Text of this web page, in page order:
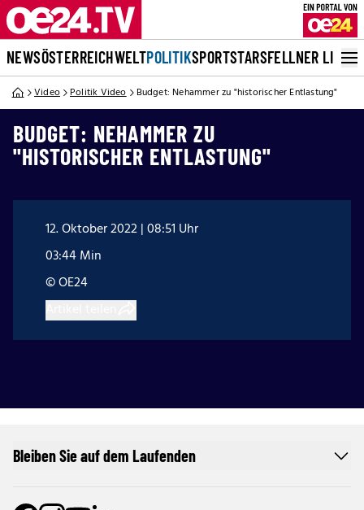
NEWSÖSTERREICHWELTPOLITIKSPORTSTARSFELLNER LIVE
Video Politik Video Budget: Nehammer zu "historischer Entlastung"
BUDGET: NEHAMMER ZU
"HISTORISCHER ENTLASTUNG"
12. Oktober 2022 | 08:51 Uhr
03:44 Min
© OE24
Bleiben Sie auf dem Laufenden